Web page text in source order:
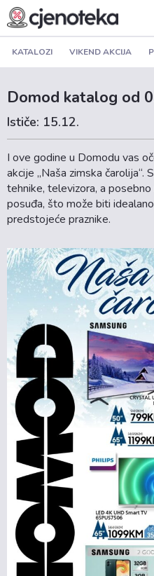
KATALOZI VIKEND AKCIJA
Domod katalog od
Ističe: 15.12.
I ove godine u Domodu vas
akcije „Naša zimska čarolija“.
tehnike, televizora, a posebno
posuđa, što može biti
predstojeće praznike.